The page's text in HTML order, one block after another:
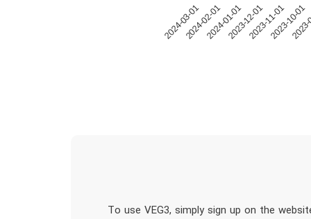
2024-03-012024-02-012024-01-012023-12-012023-11-012023-10-01
To use VEG3, simply sign up on the